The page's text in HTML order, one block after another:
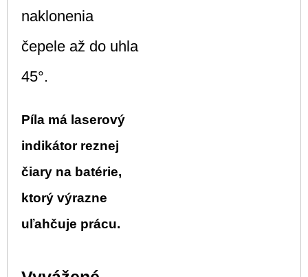
naklonenia
čepele až do uhla
45°.
Píla má laserový
indikátor reznej
čiary na batérie,
ktorý výrazne
uľahčuje prácu.